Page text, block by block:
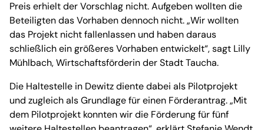
Preis erhielt der Vorschlag nicht. Aufgeben wollten die
Beteiligten das Vorhaben dennoch nicht. „Wir wollten
das Projekt nicht fallenlassen und haben daraus
schließlich ein größeres Vorhaben entwickelt“, sagt Lilly
Mühlbach, Wirtschaftsförderin der Stadt Taucha.
Die Haltestelle in Dewitz diente dabei als Pilotprojekt
und zugleich als Grundlage für einen Förderantrag. „Mit
dem Pilotprojekt konnten wir die Förderung für fünf